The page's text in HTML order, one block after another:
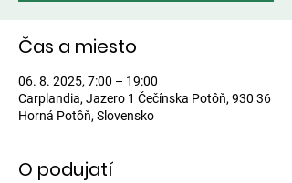
Čas a miesto
06. 8. 2025, 7:00 – 19:00
Carplandia, Jazero 1 Čečínska Potôň, 930 36
Horná Potôň, Slovensko
O podujatí